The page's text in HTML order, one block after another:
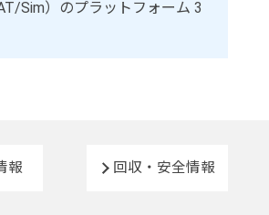
Sim）のプラットフォーム 3
報 回収・安全情報